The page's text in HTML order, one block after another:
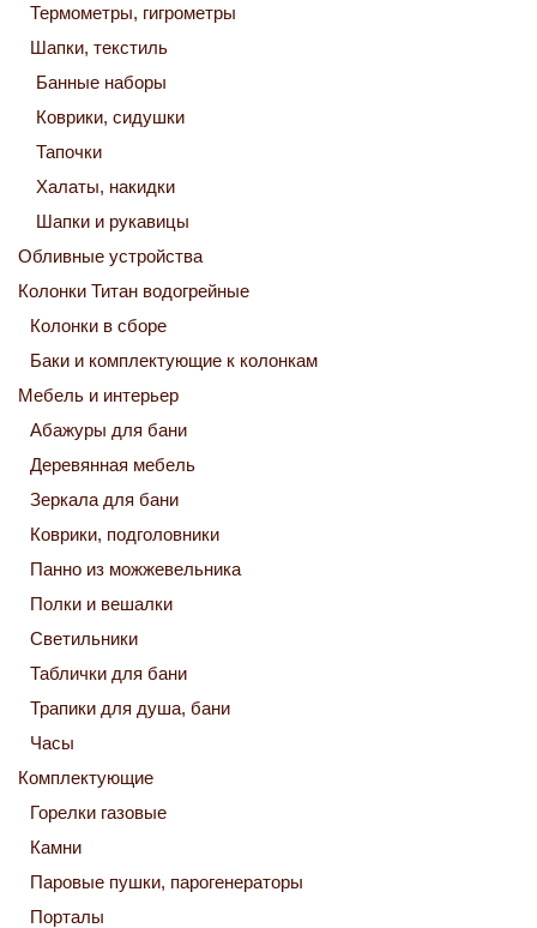
Термометры, гигрометры
Шапки, текстиль
Банные наборы
Коврики, сидушки
Тапочки
Халаты, накидки
Шапки и рукавицы
Обливные устройства
Колонки Титан водогрейные
Колонки в сборе
Баки и комплектующие к колонкам
Мебель и интерьер
Абажуры для бани
Деревянная мебель
Зеркала для бани
Коврики, подголовники
Панно из можжевельника
Полки и вешалки
Светильники
Таблички для бани
Трапики для душа, бани
Часы
Комплектующие
Горелки газовые
Камни
Паровые пушки, парогенераторы
Порталы